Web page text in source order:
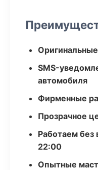
SMS-
автомобиля
Фирменные
Прозрачное
Работаем
22:00
Опытные